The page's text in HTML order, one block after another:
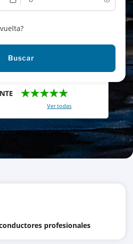
Buscar
★★★★★
Ver todas
profesionales